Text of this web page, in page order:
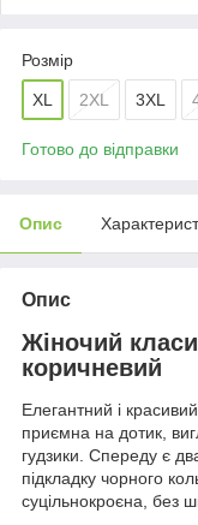
Розмір
XL 2XL 3XL
Готово до відправки
Опис
Опис
Жіночий
коричневий
Елегантний і
приємна на дотик,
гудзики. Спереду є
підкладку чорного
суцільнокроєна, без